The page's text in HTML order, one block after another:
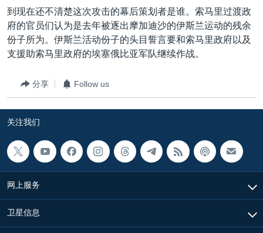
检
索
美洲
全球议题
劳工
环境
美中关系
美国建国250周年
埃博拉疫情
美国之音专访
重要讲话与声明
台海两岸关系
南中国海争端
关注西藏
关注新疆
GEN Z 看美国
中文广播
关注我们
其他语言网站
到现在还不清楚这次攻击的幕后策划者是谁。索马里过渡政
府的官员们认为是去年被逐出摩加迪沙的伊斯兰运动的残余
份子所为。伊斯兰活动份子的头目誓言要和索马里政府以及
支援助索马里政府的埃塞俄比亚军队继续作战。
分享 Follow us
关注我们
网上服务
卫星信息